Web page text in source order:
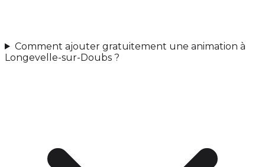
Comment ajouter gratuitement une animation à
Longevelle-sur-Doubs ?